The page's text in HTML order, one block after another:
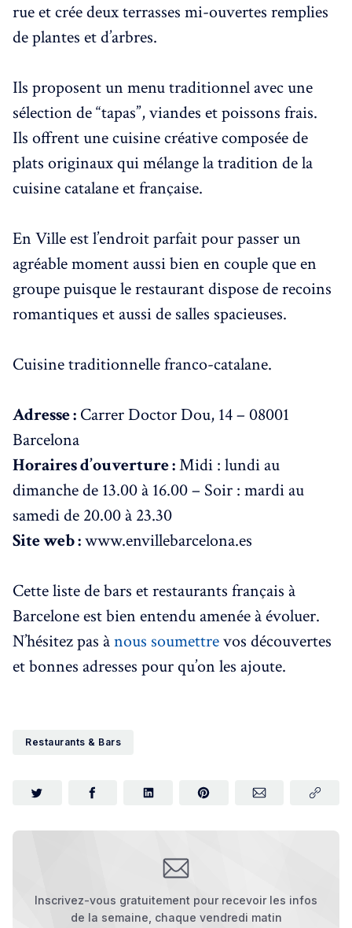
rue et crée deux terrasses mi-ouvertes remplies
de plantes et d’arbres.
Ils proposent un menu traditionnel avec une
sélection de “tapas”, viandes et poissons frais.
Ils offrent une cuisine créative composée de
plats originaux qui mélange la tradition de la
cuisine catalane et française.
En Ville est l’endroit parfait pour passer un
agréable moment aussi bien en couple que en
groupe puisque le restaurant dispose de recoins
romantiques et aussi de salles spacieuses.
Cuisine traditionnelle franco-catalane.
Adresse : Carrer Doctor Dou, 14 – 08001
Barcelona
Horaires d’ouverture :Midi : lundi au
dimanche de 13.00 à 16.00 – Soir : mardi au
samedi de 20.00 à 23.30
Site web :www.envillebarcelona.es
Cette liste de bars et restaurants français à
Barcelone est bien entendu amenée à évoluer.
N’hésitez pas ànous soumettrevos découvertes
et bonnes adresses pour qu’on les ajoute.
Restaurants & Bars
Inscrivez-vous gratuitement pour recevoir les infos
de la semaine, chaque vendredi matin